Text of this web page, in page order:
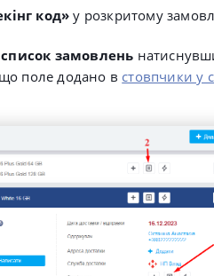
код» у розкритому
замовлень
поле додано в стовпчики у